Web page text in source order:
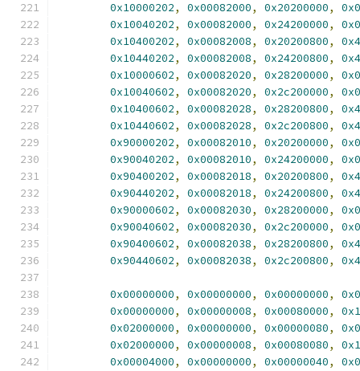
0x10000202, 0x00082000, 0x20200000,
0x10040202, 0x00082000, 0x24200000,
0x10400202, 0x00082008, 0x20200800,
0x10440202, 0x00082008, 0x24200800,
0x10000602, 0x00082020, 0x28200000,
0x10040602, 0x00082020, 0x2c200000,
0x10400602, 0x00082028, 0x28200800,
0x10440602, 0x00082028, 0x2c200800,
0x90000202, 0x00082010, 0x20200000,
0x90040202, 0x00082010, 0x24200000,
0x90400202, 0x00082018, 0x20200800,
0x90440202, 0x00082018, 0x24200800,
0x90000602, 0x00082030, 0x28200000,
0x90040602, 0x00082030, 0x2c200000,
0x90400602, 0x00082038, 0x28200800,
0x90440602, 0x00082038, 0x2c200800,
0x00000000, 0x00000000, 0x00000000,
0x00000000, 0x00000008, 0x00080000,
0x02000000, 0x00000000, 0x00000080,
0x02000000, 0x00000008, 0x00080080,
0x00004000, 0x00000000, 0x00000040,